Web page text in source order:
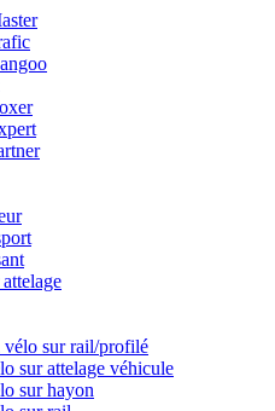
sur rail/profilé
sur attelage véhicule
sur hayon